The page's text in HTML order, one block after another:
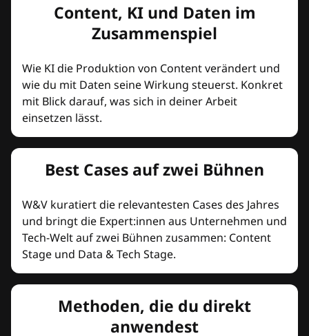
Content, KI und Daten im
Zusammenspiel
Wie KI die Produktion von Content verändert und
wie du mit Daten seine Wirkung steuerst. Konkret
mit Blick darauf, was sich in deiner Arbeit
einsetzen lässt.
Best Cases auf zwei Bühnen
W&V kuratiert die relevantesten Cases des Jahres
und bringt die Expert:innen aus Unternehmen und
Tech-Welt auf zwei Bühnen zusammen: Content
Stage und Data & Tech Stage.
Methoden, die du direkt
anwendest